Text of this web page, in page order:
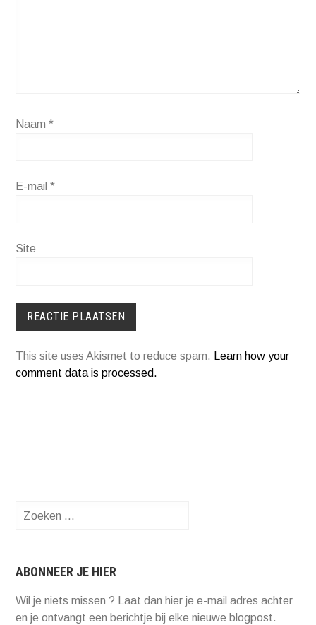
Naam*
E-mail*
Site
This site uses Akismet to reduce spam. Learn how your
comment data is processed.
Zoeken
ABONNEER JE HIER
Wil je niets missen ? Laat dan hier je e-mail adres achter
en je ontvangt een berichtje bij elke nieuwe blogpost.